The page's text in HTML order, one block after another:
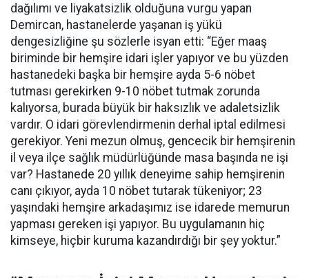
dağılımı ve liyakatsizlik olduğuna vurgu yapan
Demircan, hastanelerde yaşanan iş yükü
dengesizliğine şu sözlerle isyan etti: “Eğer maaş
biriminde bir hemşire idari işler yapıyor ve bu yüzden
hastanedeki başka bir hemşire ayda 5-6 nöbet
tutması gerekirken 9-10 nöbet tutmak zorunda
kalıyorsa, burada büyük bir haksızlık ve adaletsizlik
vardır. O idari görevlendirmenin derhal iptal edilmesi
gerekiyor. Yeni mezun olmuş, gencecik bir hemşirenin
il veya ilçe sağlık müdürlüğünde masa başında ne işi
var? Hastanede 20 yıllık deneyime sahip hemşirenin
canı çıkıyor, ayda 10 nöbet tutarak tükeniyor; 23
yaşındaki hemşire arkadaşımız ise idarede memurun
yapması gereken işi yapıyor. Bu uygulamanın hiç
kimseye, hiçbir kuruma kazandırdığı bir şey yoktur.”